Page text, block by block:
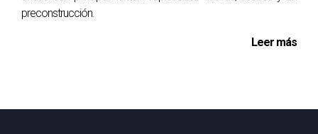
preconstrucción.
Leer más